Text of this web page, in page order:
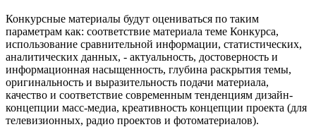
Конкурсные материалы будут оцениваться по таким
параметрам как: соответствие материала теме Конкурса,
использование сравнительной информации, статистических,
аналитических данных, - актуальность, достоверность и
информационная насыщенность, глубина раскрытия темы,
оригинальность и выразительность подачи материала,
качество и соответствие современным тенденциям дизайн-
концепции масс-медиа, креативность концепции проекта (для
телевизионных, радио проектов и фотоматериалов).